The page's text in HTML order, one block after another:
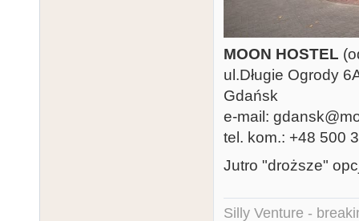
MOON HOSTEL
ul.Długie Ogrody
Gdańsk
e-mail:
tel. kom.: +48 500
Jutro "droższe"
Silly Venture -